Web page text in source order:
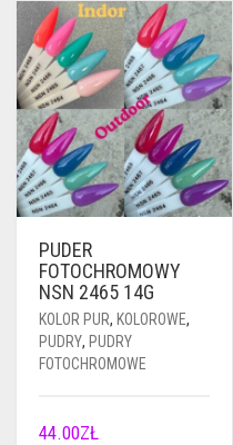
PUDER
FOTOCHROMOWY
NSN 2465 14G
KOLOR PUR, KOLOROWE,
PUDRY, PUDRY
FOTOCHROMOWE
44.00ZŁ